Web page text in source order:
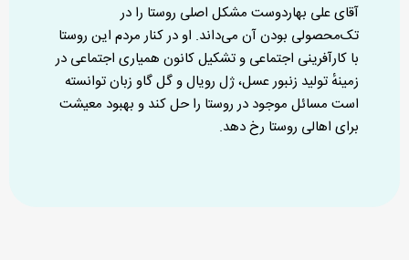
آقای علی بهاردوست مشکل اصلی روستا را در
تک‌محصولی بودن آن می‌داند. او در کنار مردم این روستا
با کارآفرینی اجتماعی و تشکیل کانون همیاری اجتماعی در
زمینهٔ تولید زنبور عسل، ژل رویال و گل گاو زبان توانسته
است مسائل موجود در روستا را حل کند و بهبود معیشت
برای اهالی روستا رخ دهد.